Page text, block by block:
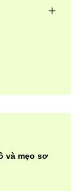
và mẹo sơ